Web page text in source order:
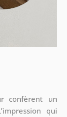
confèrent un
qui